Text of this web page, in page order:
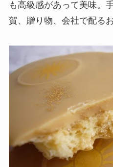
も高級感があって美味。
賀、贈り物、会社で配る